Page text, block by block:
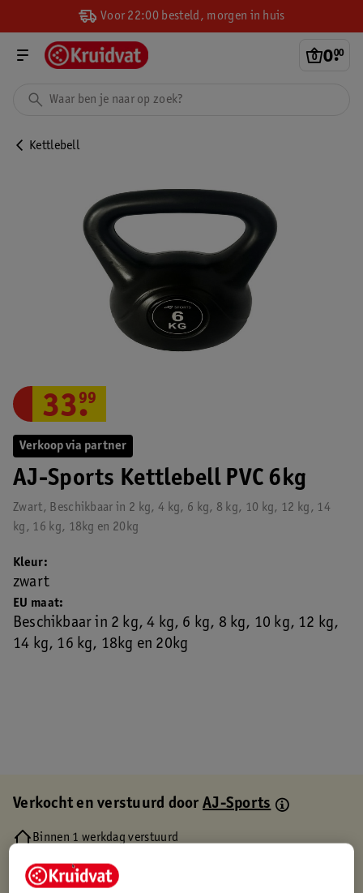
Voor 22:00 besteld, morgen in huis
0.
00
Kettlebell
Verkoop via partner
AJ-Sports Kettlebell PVC 6kg
Zwart, Beschikbaar in 2 kg, 4 kg, 6 kg, 8 kg, 10 kg, 12 kg, 14
kg, 16 kg, 18kg en 20kg
33.
99
EU maat
Beschikbaar in 2 kg, 4 kg, 6 kg, 8 kg, 10 kg, 12 kg,
14 kg, 16 kg, 18kg en 20kg
Kleur
zwart
Verkocht en verstuurd doorAJ-Sports
Binnen 1 werkdag verstuurd
Gratis retourneren via verkooppartner.